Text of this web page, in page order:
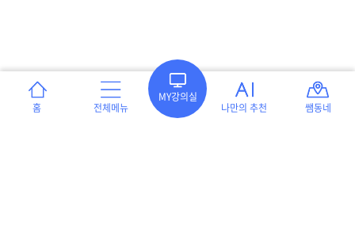
홈 전체메뉴
MY강의실
나만의 추천
쌤동네